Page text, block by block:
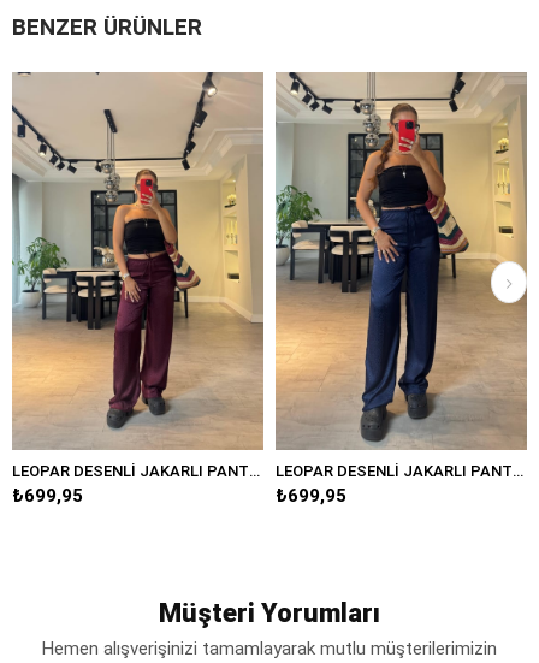
BENZER ÜRÜNLER
LEOPAR DESENLİ JAKARLI PANTOLON/3636 LEOPAR DESENLİ JAKARLI PANTOLON/3636
Müşteri Yorumları
Hemen alışverişinizi tamamlayarak mutlu müşterilerimizin